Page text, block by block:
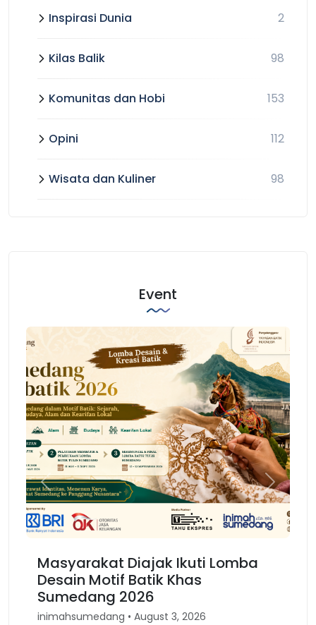
Inspirasi Dunia 2
Kilas Balik 98
Komunitas dan Hobi 153
Opini 112
Wisata dan Kuliner 98
Event
Diajak Ikuti Lomba
Motif Batik Khas
2026
• August 3, 2026
Previous Next